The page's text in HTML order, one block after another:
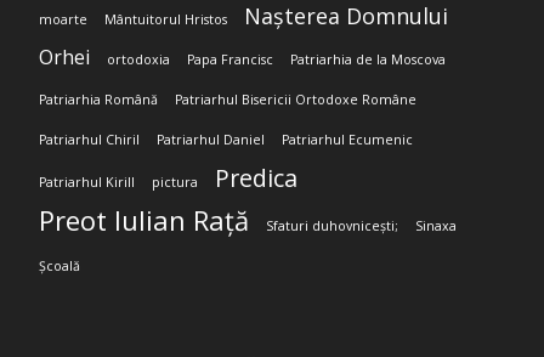
moarte Mântuitorul Hristos Nașterea Domnului
Orhei ortodoxia Papa Francisc Patriarhia de la Moscova
Patriarhia Română Patriarhul Bisericii Ortodoxe Române
Patriarhul Chiril Patriarhul Daniel Patriarhul Ecumenic
Patriarhul Kirill pictura Predica
Preot Iulian Rață Sfaturi duhovnicești; Sinaxa
Școală